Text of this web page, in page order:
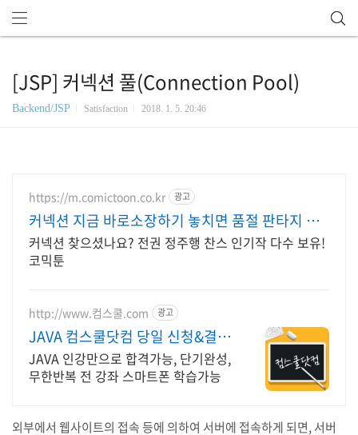
[JSP] 커넥션 풀(Connection Pool)
Backend/JSP Satisfaction 2018. 1. 5. 20:46
https://m.comictoon.co.kr 광고
커넥션 지금 바로소장하기 놓치면 품절 판타지 전
권세트
커넥션 찾으셨나요? 전권 정주행 찬스 인기작 다수 보유!
코믹툰
http://www.컴스쿨.com 광고
JAVA 컴스쿨닷컴 당일 신청&결제
시 기프티콘!
JAVA 인강만으로 합격가능, 단기완성,
무한반복 전 강좌 스마트폰 학습가능
외부에서 웹사이트의 접속 등에 의하여 서버에 접속하게 되면, 서버